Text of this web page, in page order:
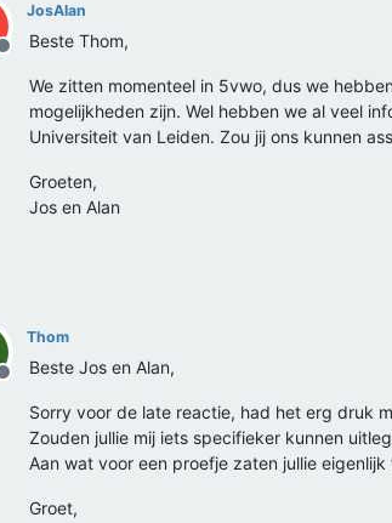
Offline
JosAlan
Beste Thom,
We zitten momenteel in 5vwo, dus we
mogelijkheden zijn. Wel hebben we al veel
Universiteit van Leiden. Zou jij ons kunnen
Groeten,
Jos en Alan
Offline
Thom
Beste Jos en Alan,
Sorry voor de late reactie, had het erg druk
Zouden jullie mij iets specifieker kunnen
Aan wat voor een proefje zaten jullie eigenlijk
Groet,